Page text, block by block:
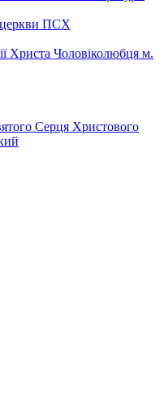
церкви ПСХ
Христа Чоловіколюбця м.
Серця Христового